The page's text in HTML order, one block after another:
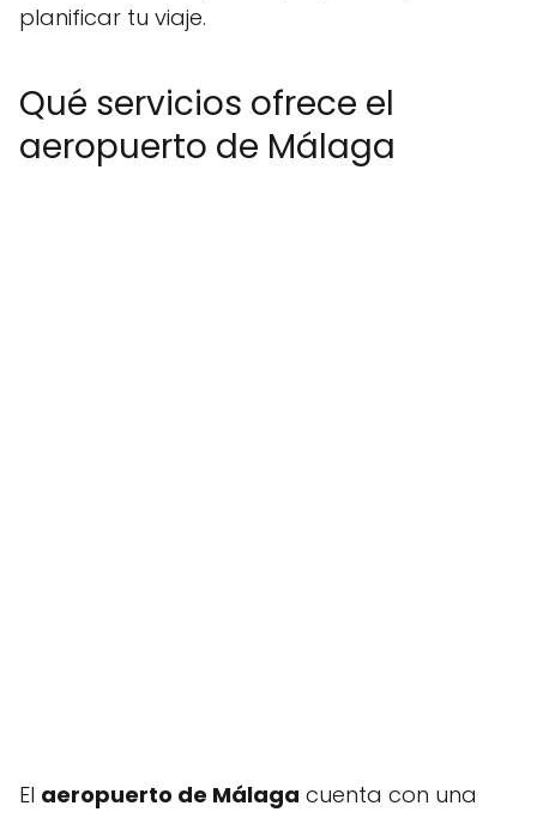
planificar tu viaje.
Qué servicios ofrece el
aeropuerto de Málaga
El aeropuerto de Málaga cuenta con una